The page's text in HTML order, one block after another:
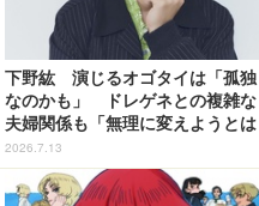
下野紘 演じるオゴタイは「孤独
なのかも」 ドレゲネとの複雑な
夫婦関係も「無理に変えようとは
しない」TVアニメ「天幕のジャー
ドゥーガル」インタビュー（５）
2026.7.13